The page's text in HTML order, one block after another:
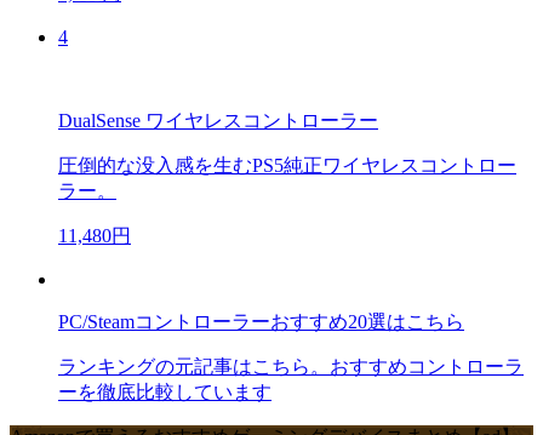
4
DualSense ワイヤレスコントローラー
圧倒的な没入感を生むPS5純正ワイヤレスコントロー
ラー。
11,480円
PC/Steamコントローラーおすすめ20選はこちら
ランキングの元記事はこちら。おすすめコントローラ
ーを徹底比較しています